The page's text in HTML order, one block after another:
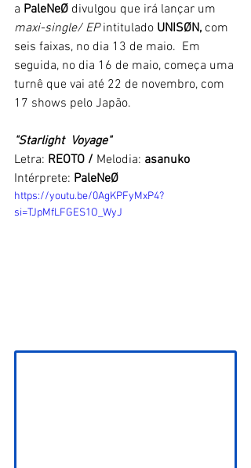
a PaleNeØ divulgou que irá lançar um
maxi-single/ EP intitulado UNISØN, com
seis faixas, no dia 13 de maio.  Em
seguida, no dia 16 de maio, começa uma
turnê que vai até 22 de novembro, com
17 shows pelo Japão.
"Starlight  Voyage"
Letra: REOTO / Melodia: asanuko
Intérprete: PaleNeØ
https://youtu.be/0AgKPFyMxP4?
si=TJpMfLFGES1O_WyJ